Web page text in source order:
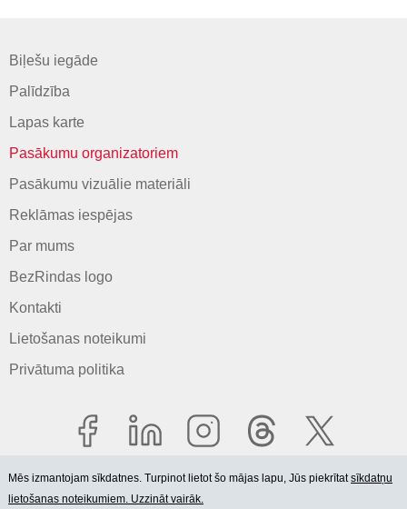
Biļešu iegāde
Palīdzība
Lapas karte
Pasākumu organizatoriem
Pasākumu vizuālie materiāli
Reklāmas iespējas
Par mums
BezRindas logo
Kontakti
Lietošanas noteikumi
Privātuma politika
Mēs izmantojam sīkdatnes. Turpinot lietot šo mājas lapu, Jūs piekrītatsīkdatņu
lietošanas noteikumiem. Uzzināt vairāk.